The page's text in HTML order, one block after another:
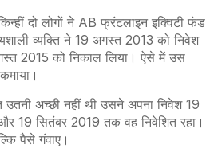
दो लोगों ने AB फ्रंटलाइन इक्विटी फंड
व्यक्ति ने 19 अगस्त 2013 को निवेश
2015 को निकाल लिया। ऐसे में उस
अच्छी नहीं थी उसने अपना निवेश 19
19 सितंबर 2019 तक वह निवेशित रहा।
पैसे गंवाए।